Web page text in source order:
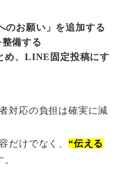
のお願い」を追加する
備する
め、LINE固定投稿にす
対応の負担は確実に減
だけでなく、 “伝える